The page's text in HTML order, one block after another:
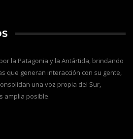
la Patagonia y la Antártida, brindando
que generan interacción con su gente,
una voz propia del Sur,
amplia posible.